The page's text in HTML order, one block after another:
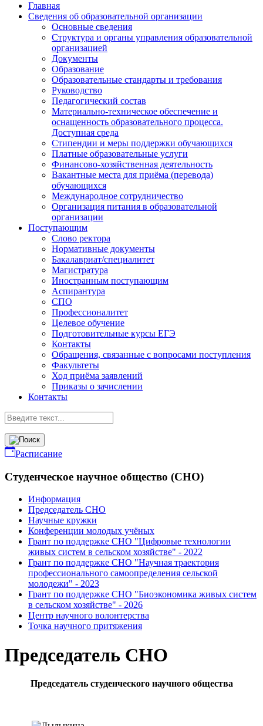
Главная
Сведения об образовательной организации
Основные сведения
Структура и органы управления образовательной
организацией
Документы
Образование
Образовательные стандарты и требования
Руководство
Педагогический состав
Материально-техническое обеспечение и
оснащенность образовательного процесса.
Доступная среда
Стипендии и меры поддержки обучающихся
Платные образовательные услуги
Финансово-хозяйственная деятельность
Вакантные места для приёма (перевода)
обучающихся
Международное сотрудничество
Организация питания в образовательной
организации
Поступающим
Слово ректора
Нормативные документы
Бакалавриат/специалитет
Магистратура
Иностранным поступающим
Аспирантура
СПО
Профессионалитет
Целевое обучение
Подготовительные курсы ЕГЭ
Контакты
Обращения, связанные с вопросами поступления
Факультеты
Ход приёма заявлений
Приказы о зачислении
Контакты
Расписание
Студенческое научное общество (СНО)
Информация
Председатель СНО
Научные кружки
Конференции молодых учёных
Грант по поддержке СНО "Цифровые технологии
живых систем в сельском хозяйстве" - 2022
Грант по поддержке СНО "Научная траектория
профессионального самоопределения сельской
молодежи" - 2023
Грант по поддержке СНО "Биоэкономика живых систем
в сельском хозяйстве" - 2026
Центр научного волонтерства
Точка научного притяжения
Председатель СНО
Председатель студенческого научного общества